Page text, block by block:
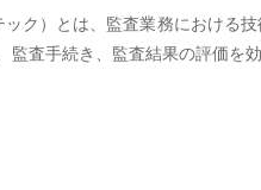
ク）とは、監査業務における
監査手続き、監査結果の評価を